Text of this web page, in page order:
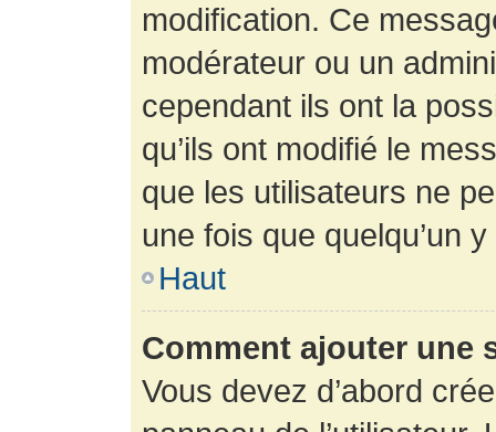
modification. Ce
modérateur ou un
cependant ils ont la
qu’ils ont modifié le
que les utilisateurs ne
une fois que quelqu’un
Haut
Comment ajouter une
Vous devez d’abord